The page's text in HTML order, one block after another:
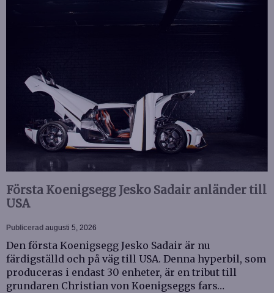
Första Koenigsegg Jesko Sadair anländer till
USA
Publicerad augusti 5, 2026
Den första Koenigsegg Jesko Sadair är nu
färdigställd och på väg till USA. Denna hyperbil, som
produceras i endast 30 enheter, är en tribut till
grundaren Christian von Koenigseggs fars…